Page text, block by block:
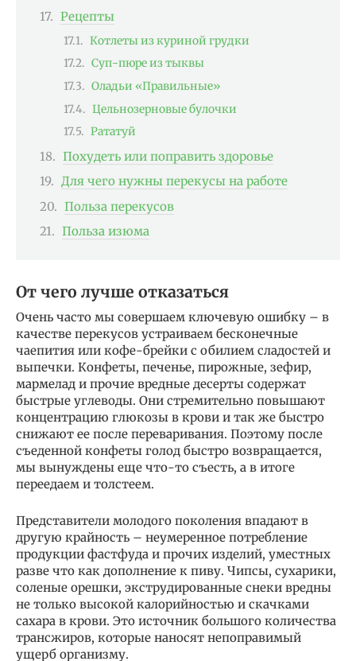
Рецепты
Котлеты из куриной грудки
Суп-пюре из тыквы
Оладьи «Правильные»
Цельнозерновые булочки
Рататуй
Похудеть или поправить здоровье
Для чего нужны перекусы на работе
Польза перекусов
Польза изюма
От чего лучше отказаться
Очень часто мы совершаем ключевую ошибку – в
качестве перекусов устраиваем бесконечные
чаепития или кофе-брейки с обилием сладостей и
выпечки. Конфеты, печенье, пирожные, зефир,
мармелад и прочие вредные десерты содержат
быстрые углеводы. Они стремительно повышают
концентрацию глюкозы в крови и так же быстро
снижают ее после переваривания. Поэтому после
съеденной конфеты голод быстро возвращается,
мы вынуждены еще что-то съесть, а в итоге
переедаем и толстеем.
Представители молодого поколения впадают в
другую крайность – неумеренное потребление
продукции фастфуда и прочих изделий, уместных
разве что как дополнение к пиву. Чипсы, сухарики,
соленые орешки, экструдированные снеки вредны
не только высокой калорийностью и скачками
сахара в крови. Это источник большого количества
трансжиров, которые наносят непоправимый
ущерб организму.